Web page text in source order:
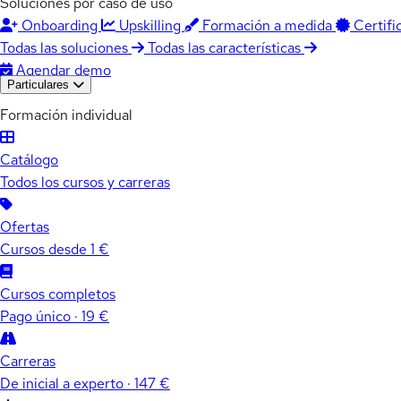
Onboarding
Upskilling Formación a medida
Todas las soluciones
Todas las características
Agendar demo
Particulares
Formación individual
Catálogo
Todos los cursos y carreras
Ofertas
Cursos desde 1 €
Cursos completos
Pago único · 19 €
Carreras
De inicial a experto · 147 €